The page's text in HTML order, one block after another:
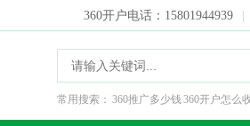
360开户电话：15801944939
常用搜索： 360推广多少钱360开户怎么